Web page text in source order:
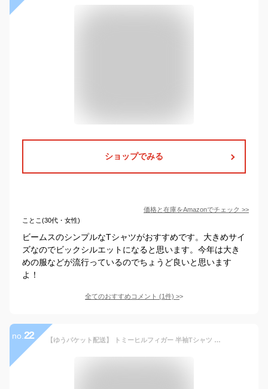
ショップでみる
価格と在庫をAmazonでチェック >>
ことこ(30代・女性)
ビームスのシンプルなTシャツがおすすめです。大きめサイ
ズなのでビックシルエットになると思います。今年は大き
めの服などが流行っているのでちょうど良いと思います
よ！
全てのおすすめコメント (1件) >
no. 22 【ゆうパケット配送】 トミーヒルフィガー 半袖Tシャツ TOMMY HILFIGER ベーシック コットン コア フラッグ クルーネック S/S TEE メンズ ブラック 黒 ホワイト 白 グレー ネイビー 紺 09T3139 トップス カットソー 半袖 シンプル カジュアル ブランド 無地|slz|